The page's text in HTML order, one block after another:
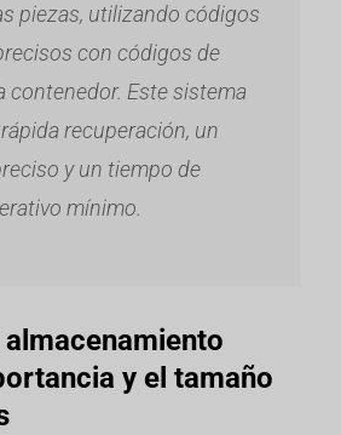
piezas, utilizando códigos
con códigos de
contenedor. Este sistema
recuperación, un
y un tiempo de
mínimo.
y el tamaño